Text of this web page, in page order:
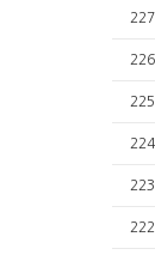
227
226
225
224
223
222